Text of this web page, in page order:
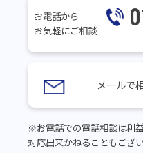
お電話から
お気軽にご相談
メールで
※お電話での電話相談は利
対応出来かねることもござ